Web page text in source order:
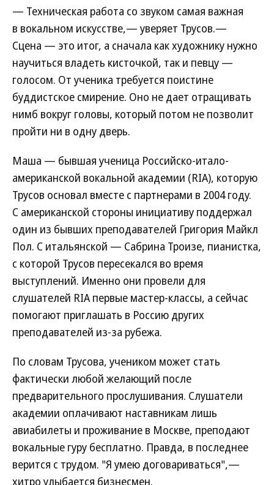
— Техническая работа со звуком самая важная
в вокальном искусстве,— уверяет Трусов.—
Сцена — это итог, а сначала как художнику нужно
научиться владеть кисточкой, так и певцу —
голосом. От ученика требуется поистине
буддистское смирение. Оно не дает отращивать
нимб вокруг головы, который потом не позволит
пройти ни в одну дверь.
Маша — бывшая ученица Российско-итало-
американской вокальной академии (RIA), которую
Трусов основал вместе с партнерами в 2004 году.
С американской стороны инициативу поддержал
один из бывших преподавателей Григория Майкл
Пол. С итальянской — Сабрина Троизе, пианистка,
с которой Трусов пересекался во время
выступлений. Именно они провели для
слушателей RIA первые мастер-классы, а сейчас
помогают приглашать в Россию других
преподавателей из-за рубежа.
По словам Трусова, учеником может стать
фактически любой желающий после
предварительного прослушивания. Слушатели
академии оплачивают наставникам лишь
авиабилеты и проживание в Москве, преподают
вокальные гуру бесплатно. Правда, в последнее
верится с трудом. "Я умею договариваться",—
хитро улыбается бизнесмен.